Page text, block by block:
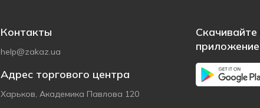
Контакты
help@zakaz.ua
Адрес торгового центра
Харьков, Академика Павлова 120
приложение